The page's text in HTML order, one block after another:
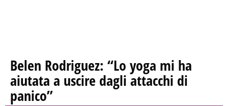
Belen Rodriguez: “Lo yoga mi ha
aiutata a uscire dagli attacchi di
panico”